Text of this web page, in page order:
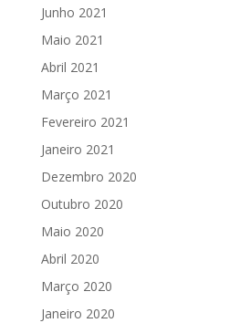
Junho 2021
Maio 2021
Abril 2021
Março 2021
Fevereiro 2021
Janeiro 2021
Dezembro 2020
Outubro 2020
Maio 2020
Abril 2020
Março 2020
Janeiro 2020